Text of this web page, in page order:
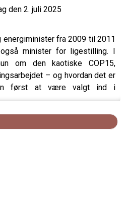
den 2. juli 2025
energiminister fra 2009 til 2011
minister for ligestilling. I
om den kaotiske COP15,
– og hvordan det er
først at være valgt ind i